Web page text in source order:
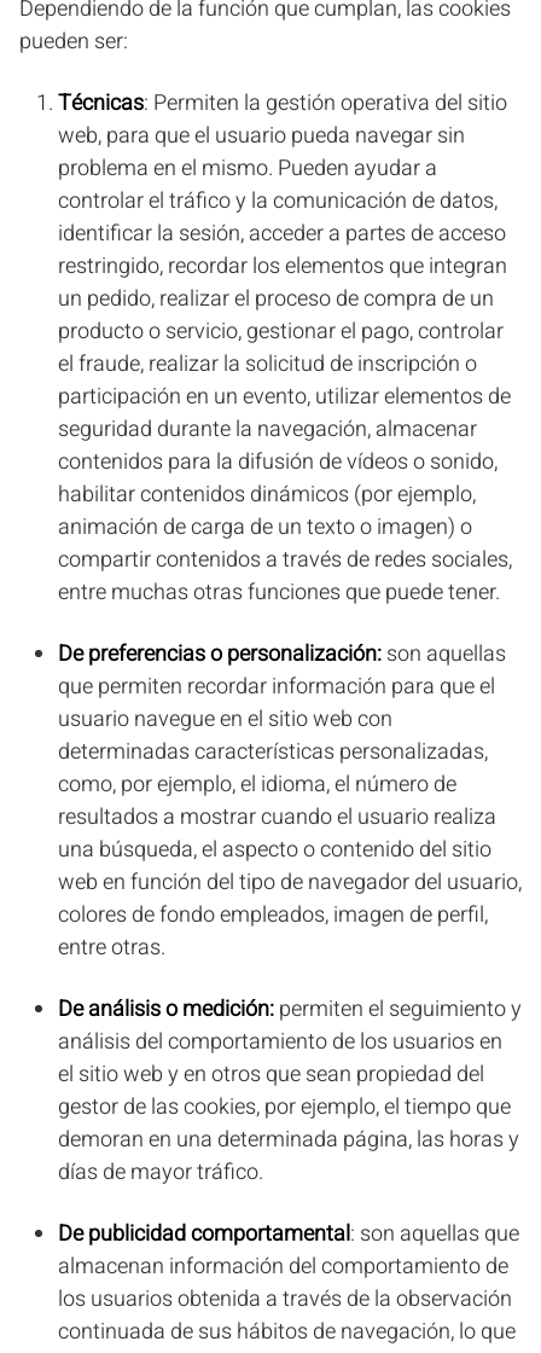
Dependiendo de la función que cumplan, las cookies
pueden ser:
Técnicas: Permiten la gestión operativa del sitio
web, para que el usuario pueda navegar sin
problema en el mismo. Pueden ayudar a
controlar el tráfico y la comunicación de datos,
identificar la sesión, acceder a partes de acceso
restringido, recordar los elementos que integran
un pedido, realizar el proceso de compra de un
producto o servicio, gestionar el pago, controlar
el fraude, realizar la solicitud de inscripción o
participación en un evento, utilizar elementos de
seguridad durante la navegación, almacenar
contenidos para la difusión de vídeos o sonido,
habilitar contenidos dinámicos (por ejemplo,
animación de carga de un texto o imagen) o
compartir contenidos a través de redes sociales,
entre muchas otras funciones que puede tener.
De preferencias o personalización:son aquellas
que permiten recordar información para que el
usuario navegue en el sitio web con
determinadas características personalizadas,
como, por ejemplo, el idioma, el número de
resultados a mostrar cuando el usuario realiza
una búsqueda, el aspecto o contenido del sitio
web en función del tipo de navegador del usuario,
colores de fondo empleados, imagen de perfil,
entre otras.
De análisis o medición:permiten el seguimiento y
análisis del comportamiento de los usuarios en
el sitio web y en otros que sean propiedad del
gestor de las cookies, por ejemplo, el tiempo que
demoran en una determinada página, las horas y
días de mayor tráfico.
De publicidad comportamental: son aquellas que
almacenan información del comportamiento de
los usuarios obtenida a través de la observación
continuada de sus hábitos de navegación, lo que